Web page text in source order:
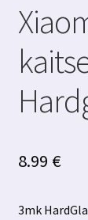
8.99 €
3mk